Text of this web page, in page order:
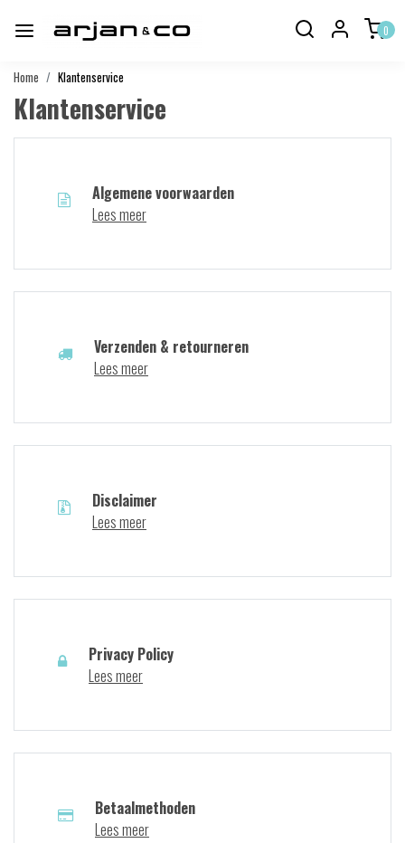
0
Home Klantenservice
Klantenservice
Algemene voorwaarden
Lees meer
Verzenden & retourneren
Lees meer
Disclaimer
Lees meer
Privacy Policy
Lees meer
Betaalmethoden
Lees meer